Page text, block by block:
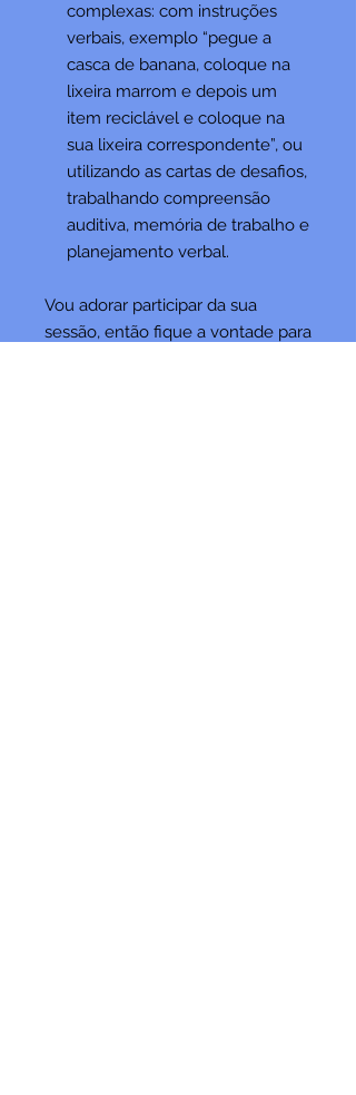
complexas: com instruções
verbais, exemplo “pegue a
casca de banana, coloque na
lixeira marrom e depois um
item reciclável e coloque na
sua lixeira correspondente”, ou
utilizando as cartas de desafios,
trabalhando compreensão
auditiva, memória de trabalho e
planejamento verbal.
Vou adorar participar da sua
sessão, então fique a vontade para